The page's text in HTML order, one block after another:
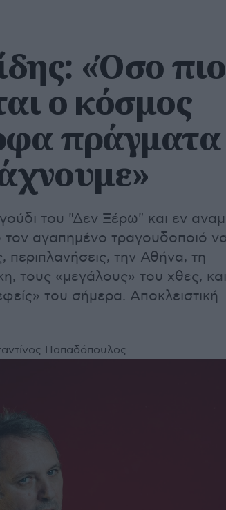
«Όσο πιο
ο κόσμος
πράγματα
του "Δεν Ξέρω" και εν
τον αγαπημένο τραγουδοποιό
περιπλανήσεις, την Αθήνα, τη
τους «μεγάλους» του χθες, και
του σήμερα. Αποκλειστική
Παπαδόπουλος